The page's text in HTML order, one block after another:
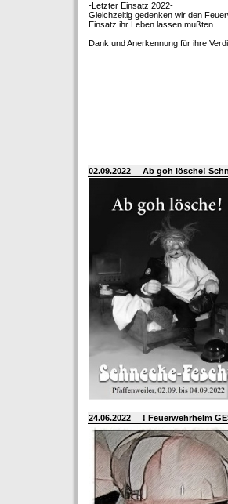
-Letzter Einsatz 2022-
Gleichzeitig gedenken wir den
Einsatz ihr Leben lassen mußten.
Dank und Anerkennung für ihre
02.09.2022 Ab goh lösche!
24.06.2022 ! Feuerwehrhelm